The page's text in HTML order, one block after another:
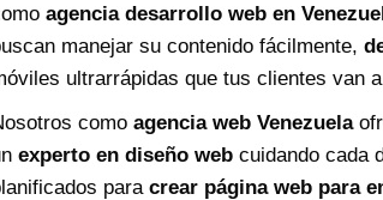
agencia desarrollo web en
manejar su contenido fácilmente,
ultrarrápidas que tus clientes van
como agencia web Venezuela
experto en diseño web cuidando cada
para crear página web para